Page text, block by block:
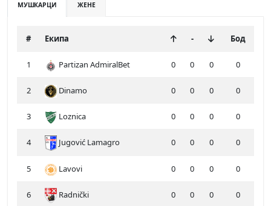
МУШКАРЦИ ЖЕНЕ
# Екипа - Бод
1 Partizan AdmiralBet 0 0 0 0
2 Dinamo 0 0 0 0
3 Loznica 0 0 0 0
4 Jugović Lamagro 0 0 0 0
5 Lavovi 0 0 0 0
6 Radnički 0 0 0 0